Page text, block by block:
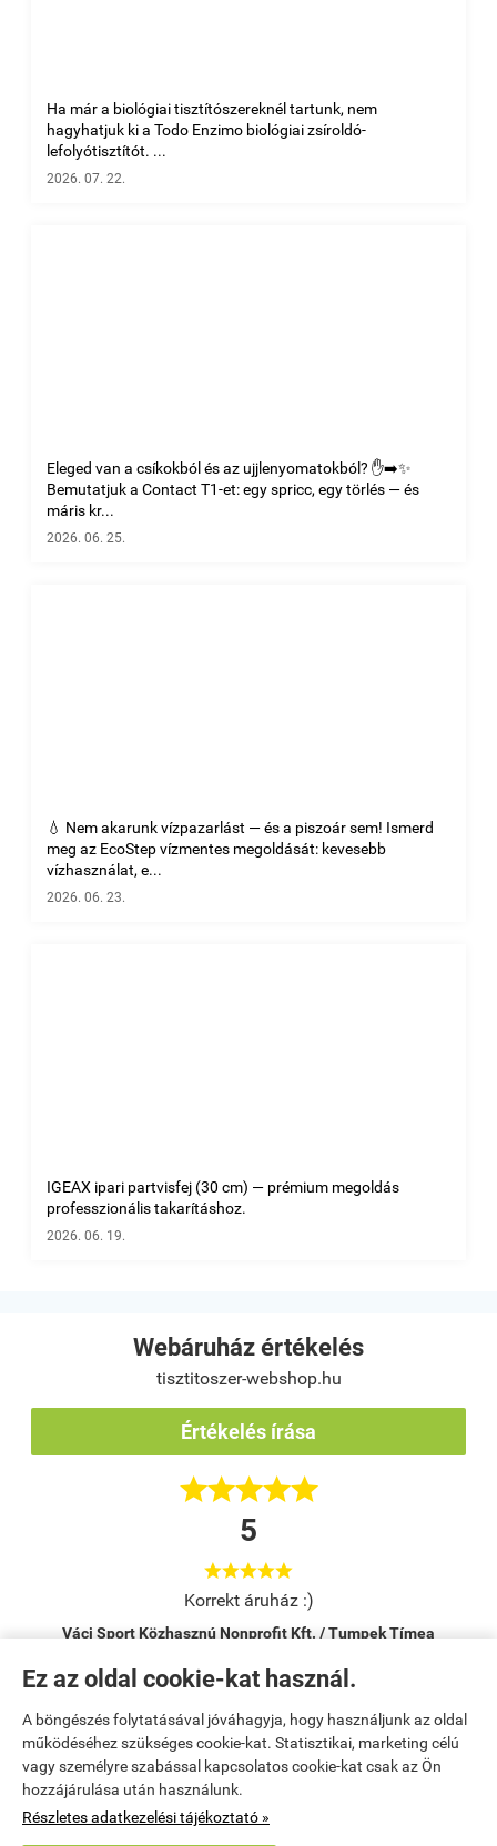
Ez az oldal cookie-kat használ.
A böngészés folytatásával jóváhagyja, hogy használjunk az oldal
működéséhez szükséges cookie-kat. Statisztikai, marketing célú
vagy személyre szabással kapcsolatos cookie-kat csak az Ön
hozzájárulása után használunk.
Részletes adatkezelési tájékoztató »
Ha már a biológiai tisztítószereknél tartunk, nem
hagyhatjuk ki a Todo Enzimo biológiai zsíroldó-
lefolyótisztítót. ...
2026. 07. 22.
Eleged van a csíkokból és az ujjlenyomatokból? ✋➡️✨
Bemutatjuk a Contact T1-et: egy spricc, egy törlés — és
máris kr...
2026. 06. 25.
💧 Nem akarunk vízpazarlást — és a piszoár sem! Ismerd
meg az EcoStep vízmentes megoldását: kevesebb
vízhasználat, e...
2026. 06. 23.
IGEAX ipari partvisfej (30 cm) — prémium megoldás
professzionális takarításhoz.
2026. 06. 19.
Webáruház értékelés
tisztitoszer-webshop.hu
Értékelés írása

5

Korrekt áruház :)
Váci Sport Közhasznú Nonprofit Kft. / Tumpek Tímea
Kezdőlap|Regisztráció|Bemutatkozás|
Kosár tartalma, megrendelés|Elérhetőségek|Rendelési feltételek
Elállok a szerződéstől